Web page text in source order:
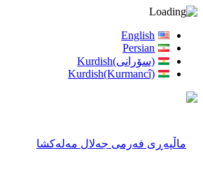
English
Persian
(سۆرانی)Kurdish
Kurdish(Kurmancî)